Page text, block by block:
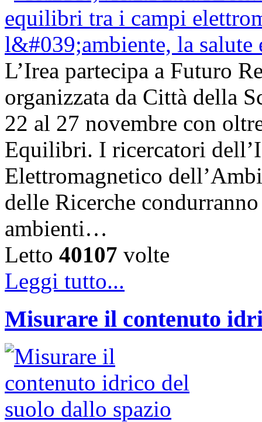
L’Irea partecipa a Futuro
organizzata da Città della
22 al 27 novembre con
Equilibri. I ricercatori
Elettromagnetico
delle Ricerche
ambienti…
Letto 40107 volte
Leggi tutto...
Misurare il contenuto